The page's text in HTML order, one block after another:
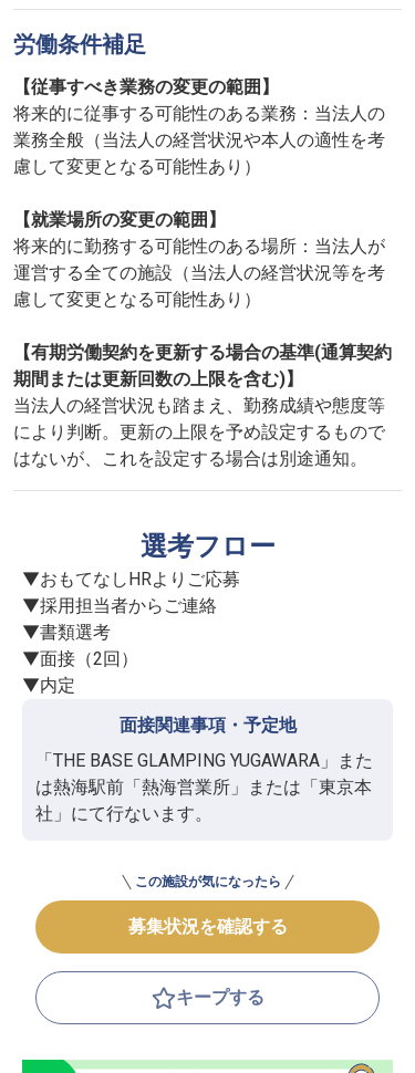
労働条件補足
【従事すべき業務の変更の範囲】
将来的に従事する可能性のある業務：当法人の
業務全般（当法人の経営状況や本人の適性を考
慮して変更となる可能性あり）
【就業場所の変更の範囲】
将来的に勤務する可能性のある場所：当法人が
運営する全ての施設（当法人の経営状況等を考
慮して変更となる可能性あり）
【有期労働契約を更新する場合の基準(通算契約
期間または更新回数の上限を含む)】
当法人の経営状況も踏まえ、勤務成績や態度等
により判断。更新の上限を予め設定するもので
はないが、これを設定する場合は別途通知。
選考フロー
▼おもてなしHRよりご応募
▼採用担当者からご連絡
▼書類選考
▼面接（2回）
▼内定
面接関連事項・予定地
「THE BASE GLAMPING YUGAWARA」また
は熱海駅前「熱海営業所」または「東京本
社」にて行ないます。
この施設が気になったら
募集状況を確認する
キープする